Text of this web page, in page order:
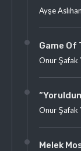
Ayşe Aslıhan
Game Of
Onur Şafak
Onur Şafak
Melek